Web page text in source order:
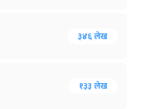
३४६ लेख
१३३ लेख